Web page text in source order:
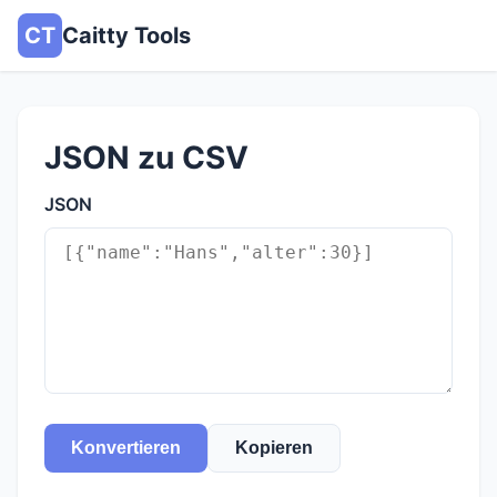
CT Caitty Tools
JSON zu CSV
JSON
Konvertieren Kopieren